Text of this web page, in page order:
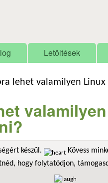
Letöltések
lehet valamilyen
készül.
Kövess
hogy folytatódjon,